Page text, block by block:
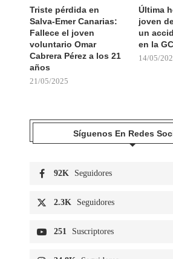
Triste pérdida en
Salva-Emer Canarias:
Fallece el joven
voluntario Omar
Cabrera Pérez a los 21
años
21/05/2025
Última
joven
un
en la
14/05/
Síguenos En Redes
92K Seguidores
2.3K Seguidores
251 Suscriptores